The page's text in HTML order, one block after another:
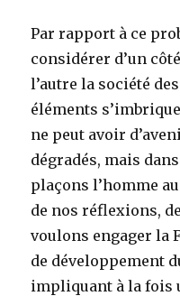
Par rapport à ce
considérer d’un
l’autre la société
éléments
ne peut avoir
dégradés, mais
plaçons l’homme
de nos réflexions,
voulons engager la
de développement
impliquant à la fois